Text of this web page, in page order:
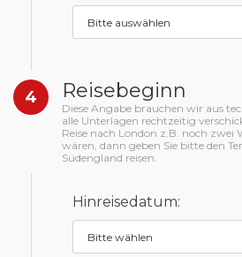
4 Reisebeginn
Diese Angabe brauchen wir aus
alle Unterlagen rechtzeitig
Reise nach London z.B. noch zwei
wären, dann geben Sie bitte den
Südengland reisen.
Hinreisedatum: